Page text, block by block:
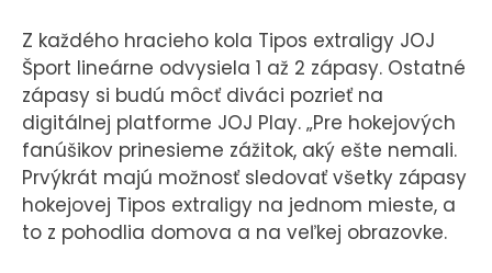
Z každého hracieho kola Tipos extraligy JOJ
Šport lineárne odvysiela 1 až 2 zápasy. Ostatné
zápasy si budú môcť diváci pozrieť na
digitálnej platforme JOJ Play. „Pre hokejových
fanúšikov prinesieme zážitok, aký ešte nemali.
Prvýkrát majú možnosť sledovať všetky zápasy
hokejovej Tipos extraligy na jednom mieste, a
to z pohodlia domova a na veľkej obrazovke.